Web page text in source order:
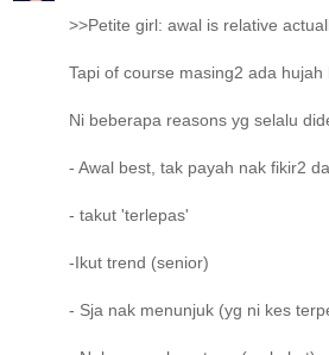
>>Petite girl: awal is relative
Tapi of course masing2 ada hujah
Ni beberapa reasons yg selalu
- Awal best, tak payah nak fikir2
- takut 'terlepas'
-Ikut trend (senior)
- Sja nak menunjuk (yg ni kes